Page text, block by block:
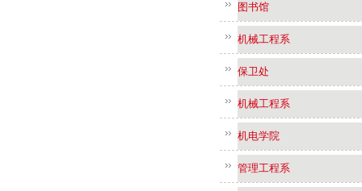
图书馆
机械工程系
保卫处
机械工程系
机电学院
管理工程系